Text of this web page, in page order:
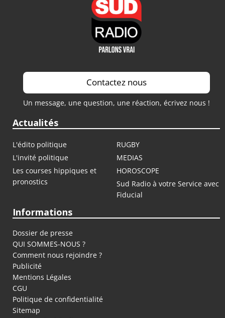
Contactez nous
Un message, une question, une réaction, écrivez nous !
Actualités
L'édito politique
RUGBY
L'invité politique
MEDIAS
Les courses hippiques et
pronostics
HOROSCOPE
Sud Radio à votre Service avec
Fiducial
Informations
Dossier de presse
QUI SOMMES-NOUS ?
Comment nous rejoindre ?
Publicité
Mentions Légales
CGU
Politique de confidentialité
Sitemap